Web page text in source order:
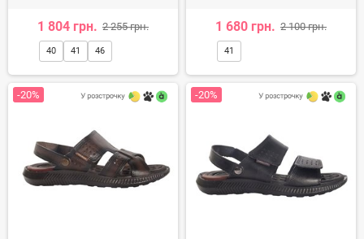
1 804 грн. 2 255 грн.
40 41 46
1 680 грн. 2 100 грн.
41
-20% -20%